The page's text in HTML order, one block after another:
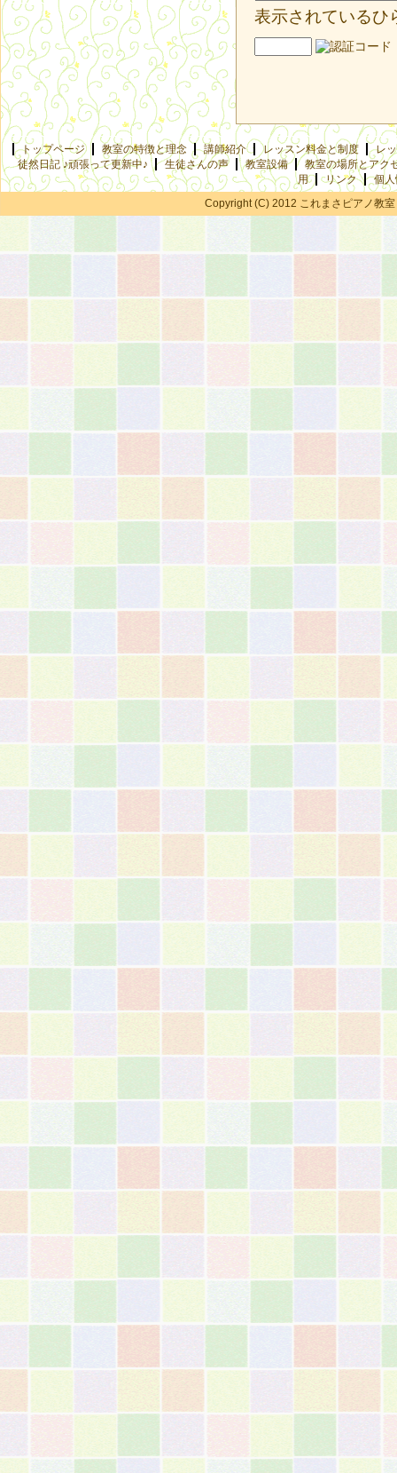
表示されているひ
トップページ 教室の特徴と理念 講師紹介 レッスン料金と制度
レ
徒然日記 ♪頑張って更新中♪
生徒さんの声 教室設備
教室の場所とアク
用
リンク
個
Copyright (C) 2012 これまさピアノ教